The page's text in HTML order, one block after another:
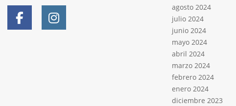
agosto 2024
julio 2024
junio 2024
mayo 2024
abril 2024
marzo 2024
febrero 2024
enero 2024
diciembre 2023